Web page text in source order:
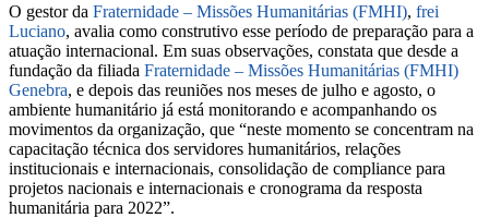
O gestor da Fraternidade – Missões Humanitárias (FMHI), frei
Luciano, avalia como construtivo esse período de preparação para a
atuação internacional. Em suas observações, constata que desde a
fundação da filiada Fraternidade – Missões Humanitárias (FMHI)
Genebra, e depois das reuniões nos meses de julho e agosto, o
ambiente humanitário já está monitorando e acompanhando os
movimentos da organização, que “neste momento se concentram na
capacitação técnica dos servidores humanitários, relações
institucionais e internacionais, consolidação de compliance para
projetos nacionais e internacionais e cronograma da resposta
humanitária para 2022”.